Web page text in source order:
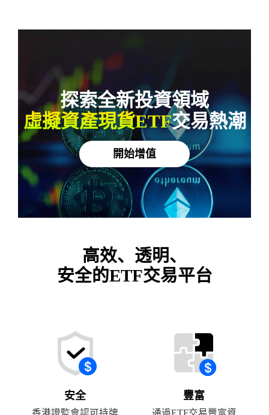
探索全新投資領域
虛擬資產現貨ETF交易熱潮
開始增值
高效、透明、
安全的ETF交易平台
安全
香港證監會認可持牌
豐富
通過ETF交易豐富資